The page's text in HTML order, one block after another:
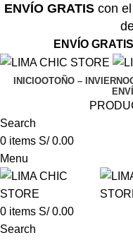
ENVÍO GRATIScon el
ENVÍO GRATIS
INICIOOTOÑO – INVIERNO
Search
0 items S/0.00
Menu
0 items S/0.00
Search